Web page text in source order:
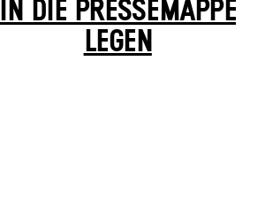
IN DIE PRESSEMAPPE
LEGEN